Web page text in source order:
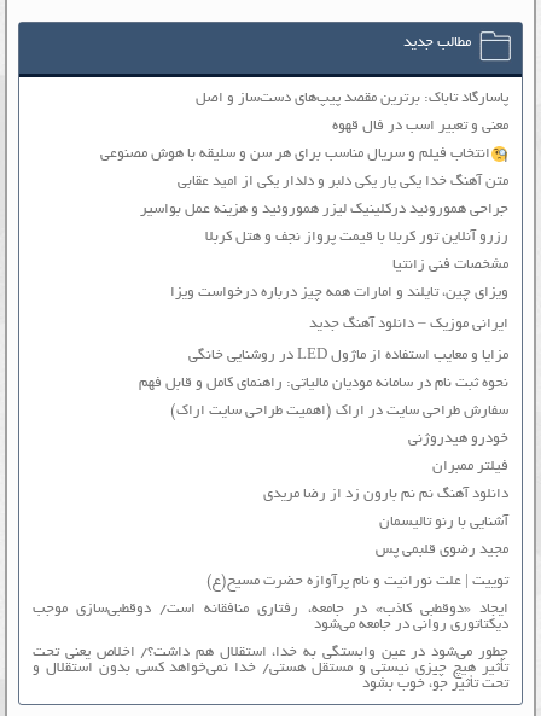
مطالب جدید
پاسارگاد تاباک: برترین مقصد پیپ‌های دست‌ساز و اصل
معنی و تعبیر اسب در فال قهوه
انتخاب فیلم و سریال مناسب برای هر سن و سلیقه با هوش مصنوعی
متن آهنگ خدا یکی یار یکی دلبر و دلدار یکی از امید عقابی
جراحی هموروئید درکلینیک لیزر هموروئید و هزینه عمل بواسیر
رزرو آنلاین تور کربلا با قیمت پرواز نجف و هتل کربلا
مشخصات فنی زانتیا
ویزای چین، تایلند و امارات همه چیز درباره درخواست ویزا
ایرانی موزیک – دانلود آهنگ جدید
مزایا و معایب استفاده از ماژول LED در روشنایی خانگی
نحوه ثبت نام در سامانه مودیان مالیاتی: راهنمای کامل و قابل فهم
سفارش طراحی سایت در اراک (اهمیت طراحی سایت اراک)
خودرو هیدروژنی
فیلتر ممبران
دانلود آهنگ نم نم بارون زد از رضا مریدی
آشنایی با رنو تالیسمان
مجید رضوی قلبمی پس
توییت | علت نورانیت و نام پرآوازه حضرت مسیح(ع)
ایجاد «دوقطبی کاذب» در جامعه، رفتاری منافقانه است/ دوقطبی‌سازی موجب
دیکتاتوری روانی در جامعه می‌شود
چطور می‌شود در عین وابستگی به خدا، استقلال هم داشت؟/ اخلاص یعنی تحت
تأثیر هیچ چیزی نیستی و مستقل هستی/ خدا نمی‌خواهد کسی بدون استقلال و
تحت تأثیر جوّ، خوب بشود